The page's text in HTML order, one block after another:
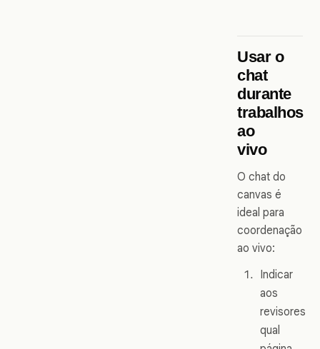
Usar o
chat
durante
trabalhos
ao
vivo
O chat do
canvas é
ideal para
coordenação
ao vivo:
Indicar
aos
revisores
qual